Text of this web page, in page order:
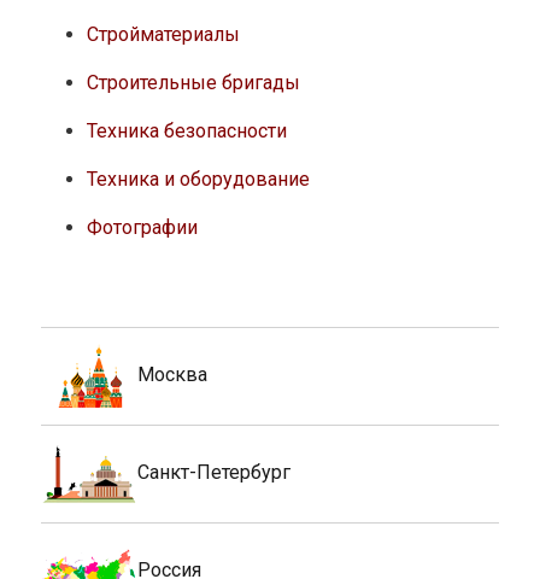
Стройматериалы
Строительные бригады
Техника безопасности
Техника и оборудование
Фотографии
Москва
Санкт-Петербург
Россия